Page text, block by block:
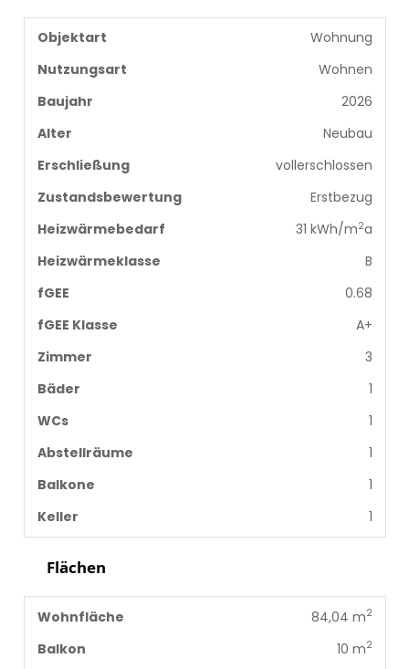
Objektart
Wohnung
Nutzungsart
Wohnen
Baujahr
2026
Alter
Neubau
Erschließung
vollerschlossen
Zustandsbewertung
Erstbezug
Heizwärmebedarf
31 kWh/m2a
Heizwärmeklasse
B
fGEE
0.68
fGEE Klasse
A+
Zimmer
3
Bäder
1
WCs
1
Abstellräume
1
Balkone
1
Keller
1
Flächen
Wohnfläche 84,04 m2
Balkon 10 m2